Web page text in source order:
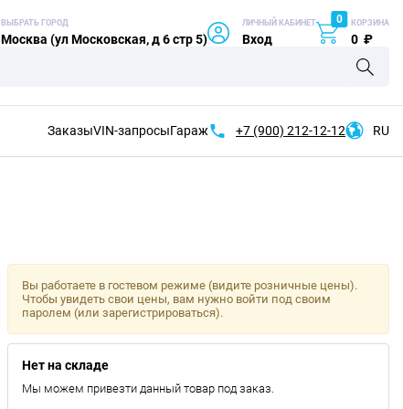
ВЫБРАТЬ ГОРОД
Москва (ул Московская, д 6 стр 5)
ЛИЧНЫЙ КАБИНЕТ
Вход
0 КОРЗИНА
0 ₽
ЗаказыVIN-запросыГараж +7 (900) 212-12-12 RU
Вы работаете в гостевом режиме (видите розничные цены).
Чтобы увидеть свои цены, вам нужно войти под своим
паролем (или зарегистрироваться).
Нет на складе
Мы можем привезти данный товар под заказ.